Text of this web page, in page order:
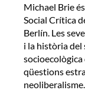
Michael Brie
Social Crítica
Berlín. Les
i la història del
socioecològica
qüestions
neoliberalisme.